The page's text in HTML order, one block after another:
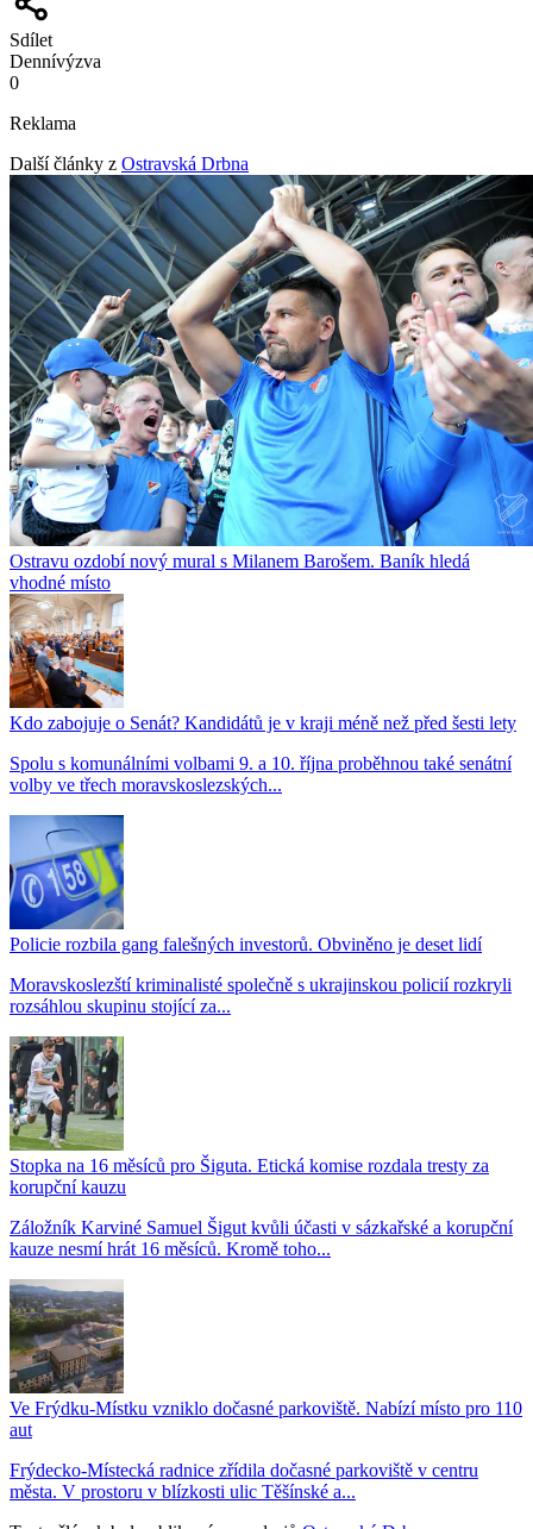
Sdílet
Dennívýzva
0
Reklama
Další články z Ostravská Drbna
Ostravu ozdobí nový mural s Milanem Barošem. Baník hledá
vhodné místo
Kdo zabojuje o Senát? Kandidátů je v kraji méně než před šesti lety
Spolu s komunálními volbami 9. a 10. října proběhnou také senátní
volby ve třech moravskoslezských...
Policie rozbila gang falešných investorů. Obviněno je deset lidí
Moravskoslezští kriminalisté společně s ukrajinskou policií rozkryli
rozsáhlou skupinu stojící za...
Stopka na 16 měsíců pro Šiguta. Etická komise rozdala tresty za
korupční kauzu
Záložník Karviné Samuel Šigut kvůli účasti v sázkařské a korupční
kauze nesmí hrát 16 měsíců. Kromě toho...
Ve Frýdku-Místku vzniklo dočasné parkoviště. Nabízí místo pro 110
aut
Frýdecko-Místecká radnice zřídila dočasné parkoviště v centru
města. V prostoru v blízkosti ulic Těšínské a...